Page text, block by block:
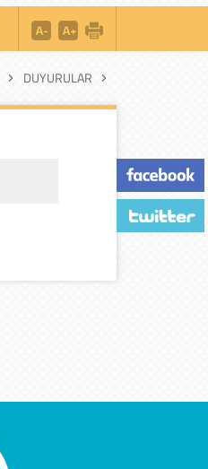
DUYURULAR